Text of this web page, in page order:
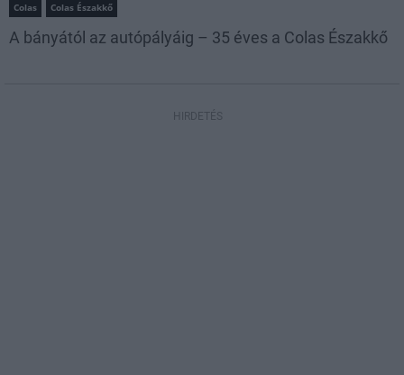
Colas Colas Északkő
A bányától az autópályáig – 35 éves a Colas Északkő
HIRDETÉS